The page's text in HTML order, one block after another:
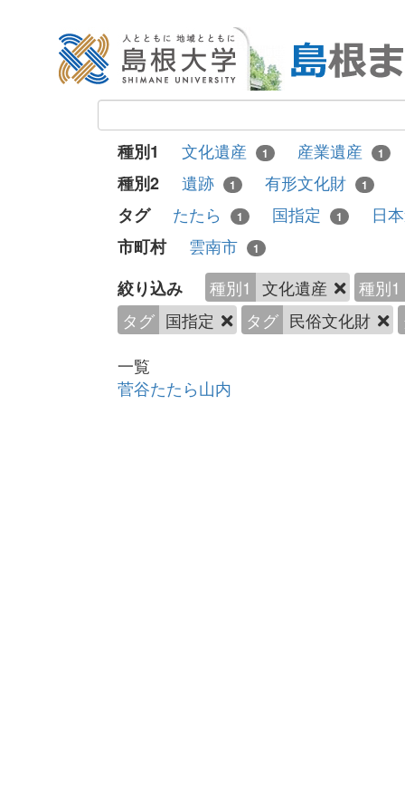
種別1 文化遺産 1 産業遺産 1
種別2 遺跡 1 有形文化財 1
タグ たたら 1 国指定 1
日
市町村
雲南市 1
絞り込み 種別1 文化遺産
種別1
タグ 国指定 タグ 民俗文化財
一覧
菅谷たたら山内